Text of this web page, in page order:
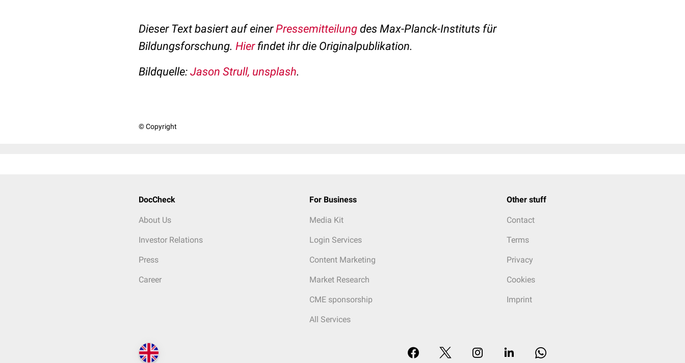
Dieser Text basiert auf einerPressemitteilung des Max-Planck-Instituts für
Bildungsforschung. Hierfindet ihr die Originalpublikation.
Bildquelle: Jason Strull, unsplash.
© Copyright
DocCheck
About Us
Investor Relations
Press
Career
For Business
Media Kit
Login Services
Content Marketing
Market Research
CME sponsorship
All Services
Other stuff
Contact
Terms
Privacy
Cookies
Imprint